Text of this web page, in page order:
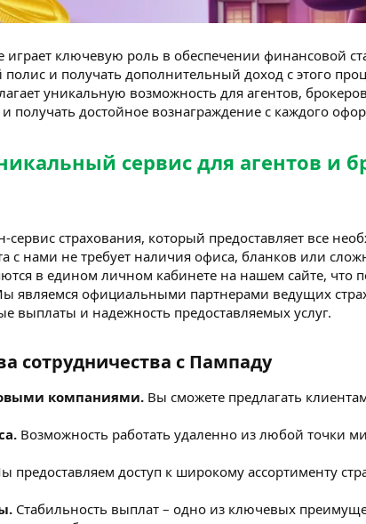
ключевую роль в обеспечении финансовой
и получать дополнительный доход с этого
уникальную возможность для агентов,
получать достойное вознаграждение с каждого
сервис для агентов и
сервис страхования, который предоставляет все
с нами не требует наличия офиса, бланков или
в едином личном кабинете на нашем сайте, что
являемся официальными партнерами ведущих
выплаты и надежность предоставляемых услуг.
сотрудничества с Пампаду​
компаниями. Вы сможете предлагать
Возможность работать удаленно из любой точки
предоставляем доступ к широкому ассортименту
Стабильность выплат – одно из ключевых